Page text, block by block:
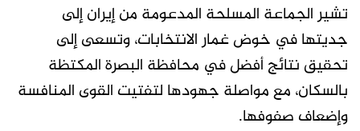
تشير الجماعة المسلحة المدعومة من إيران إلى
جديتها في خوض غمار الانتخابات، وتسعى إلى
تحقيق نتائج أفضل في محافظة البصرة المكتظة
بالسكان، مع مواصلة جهودها لتفتيت القوى المنافسة
وإضعاف صفوفها.